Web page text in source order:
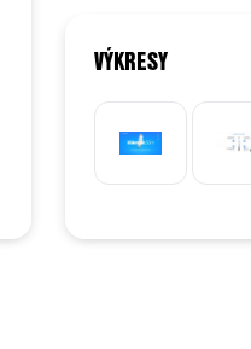
VÝKRESY